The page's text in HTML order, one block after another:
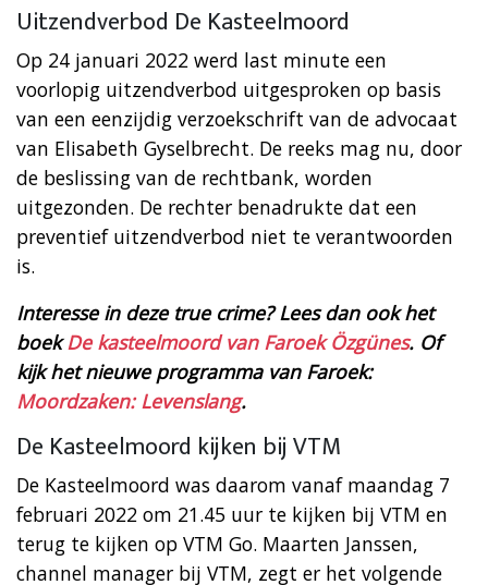
Uitzendverbod De Kasteelmoord
Op 24 januari 2022 werd last minute een
voorlopig uitzendverbod uitgesproken op basis
van een eenzijdig verzoekschrift van de advocaat
van Elisabeth Gyselbrecht. De reeks mag nu, door
de beslissing van de rechtbank, worden
uitgezonden. De rechter benadrukte dat een
preventief uitzendverbod niet te verantwoorden
is.
Interesse in deze true crime? Lees dan ook het
boekDe kasteelmoord van Faroek Özgünes. Of
kijk het nieuwe programma van Faroek:
Moordzaken: Levenslang.
De Kasteelmoord kijken bij VTM
De Kasteelmoord was daarom vanaf maandag 7
februari 2022 om 21.45 uur te kijken bij VTM en
terug te kijken op VTM Go. Maarten Janssen,
channel manager bij VTM, zegt er het volgende